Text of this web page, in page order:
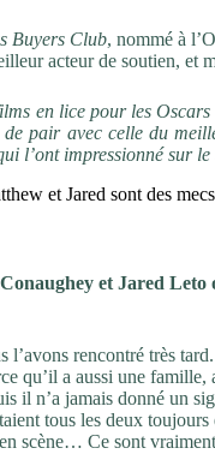
Buyers Club, nommé à
acteur de soutien, et
en lice pour les Oscars
pair avec celle du
l’ont impressionné sur
et Jared sont des
et Jared
l’avons rencontré très
qu’il a aussi une
il n’a jamais donné un
tous les deux
scène… Ce sont vraiment